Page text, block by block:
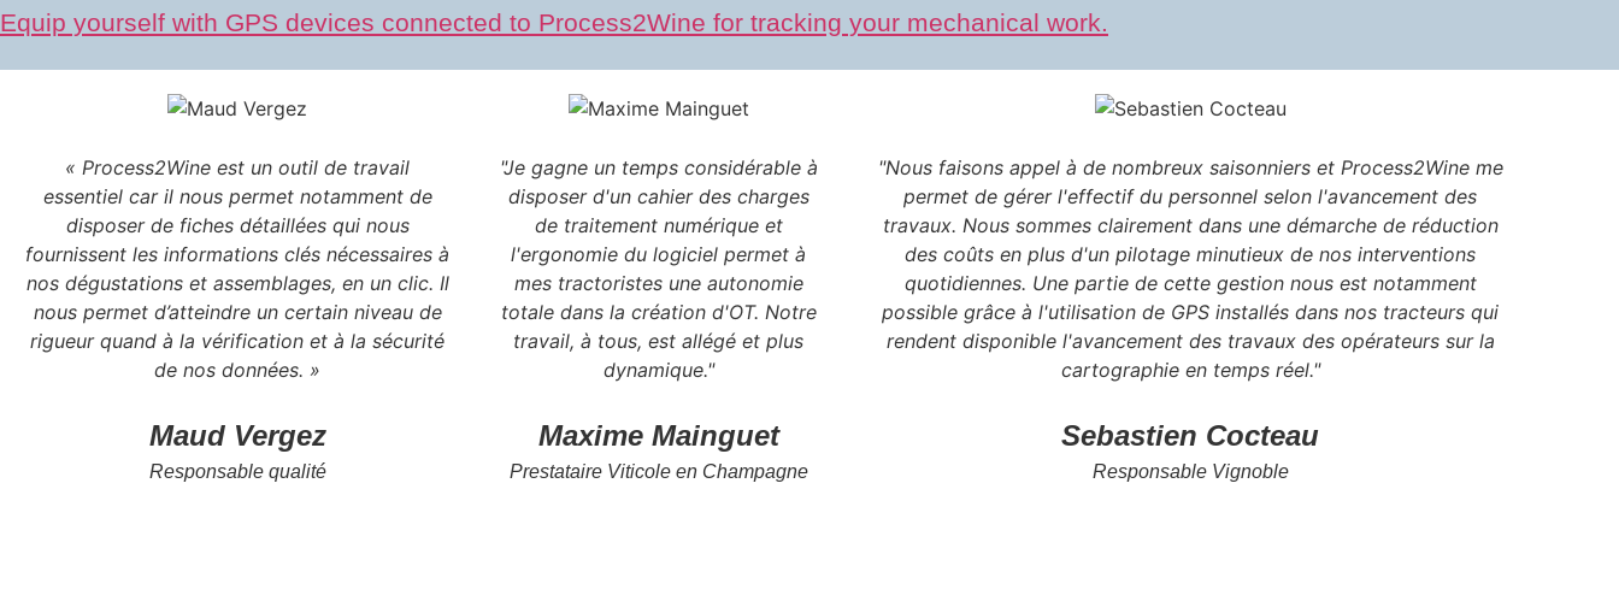
Equip yourself with GPS devices connected to Process2Wine for tracking your mechanical work.
« Process2Wine est un outil de travail
essentiel car il nous permet notamment de
disposer de fiches détaillées qui nous
fournissent les informations clés nécessaires à
nos dégustations et assemblages, en un clic. Il
nous permet d’atteindre un certain niveau de
rigueur quand à la vérification et à la sécurité
de nos données. »
Maud Vergez
Responsable qualité
"Je gagne un temps considérable à
disposer d'un cahier des charges
de traitement numérique et
l'ergonomie du logiciel permet à
mes tractoristes une autonomie
totale dans la création d'OT. Notre
travail, à tous, est allégé et plus
dynamique."
Maxime Mainguet
Prestataire Viticole en Champagne
"Nous faisons appel à de nombreux saisonniers et Process2Wine me
permet de gérer l'effectif du personnel selon l'avancement des
travaux. Nous sommes clairement dans une démarche de réduction
des coûts en plus d'un pilotage minutieux de nos interventions
quotidiennes. Une partie de cette gestion nous est notamment
possible grâce à l'utilisation de GPS installés dans nos tracteurs qui
rendent disponible l'avancement des travaux des opérateurs sur la
cartographie en temps réel."
Sebastien Cocteau
Responsable Vignoble